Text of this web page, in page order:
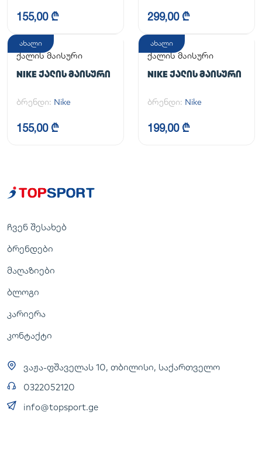
155,00 ₾ 299,00 ₾
ახალი
ქალის მაისური
NIKE ᲥᲐᲚᲘᲡ ᲛᲐᲘᲡᲣᲠᲘ
ბრენდი: Nike
155,00 ₾
ახალი
ქალის მაისური
NIKE ᲥᲐᲚᲘᲡ ᲛᲐᲘᲡᲣᲠᲘ
ბრენდი: Nike
199,00 ₾
ჩვენ შესახებ
ბრენდები
მაღაზიები
ბლოგი
კარიერა
კონტაქტი
ვაჟა-ფშაველას 10, თბილისი, საქართველო
0322052120
info@topsport.ge